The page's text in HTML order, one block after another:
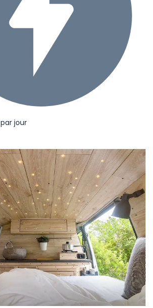
par jour